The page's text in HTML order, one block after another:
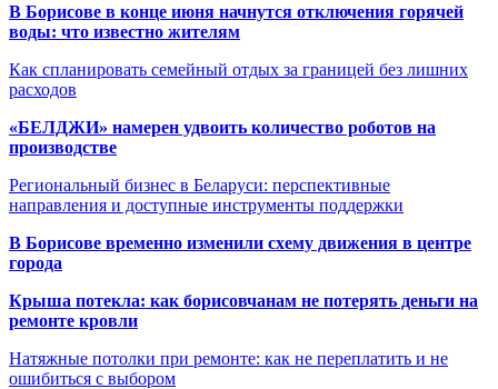
В Борисове в конце июня начнутся отключения горячей
воды: что известно жителям
Как спланировать семейный отдых за границей без лишних
расходов
«БЕЛДЖИ» намерен удвоить количество роботов на
производстве
Региональный бизнес в Беларуси: перспективные
направления и доступные инструменты поддержки
В Борисове временно изменили схему движения в центре
города
Крыша потекла: как борисовчанам не потерять деньги на
ремонте кровли
Натяжные потолки при ремонте: как не переплатить и не
ошибиться с выбором